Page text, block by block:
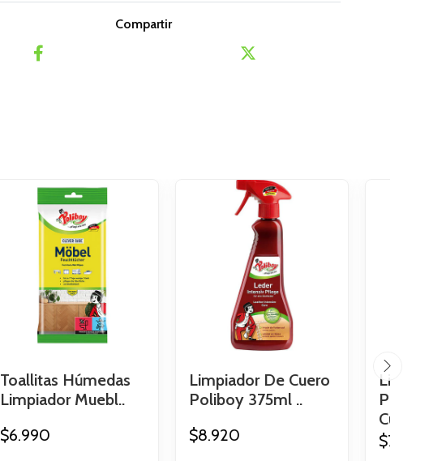
Compartir
Toallitas Húmedas
Limpiador Muebl..
$6.990
Limpiador De Cuero
Poliboy 375ml ..
$8.920
Cueros
$7.490